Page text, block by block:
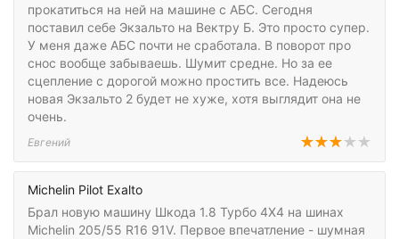
прокатиться на ней на машине с АБС. Сегодня
поставил себе Экзальто на Вектру Б. Это просто супер.
У меня даже АБС почти не сработала. В поворот про
снос вообще забываешь. Шумит средне. Но за ее
сцепление с дорогой можно простить все. Надеюсь
новая Экзальто 2 будет не хуже, хотя выглядит она не
очень.
Евгений
Michelin Pilot Exalto
Брал новую машину Шкода 1.8 Турбо 4Х4 на шинах
Michelin 205/55 R16 91V. Первое впечатление - шумная